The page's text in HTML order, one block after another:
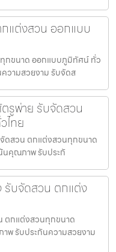
แต่งสวน ออกแบบ
กขนาด ออกแบบภูมิทัศน์ ทั่ว
วามสวยงาม รับจัดส
รูพ่าย รับจัดสวน
ไทย
ดสวน ตกแต่งสวนทุกขนาด
นคุณภาพ รับประกั
รับจัดสวน ตกแต่ง
ตกแต่งสวนทุกขนาด
พ รับประกันความสวยงาม